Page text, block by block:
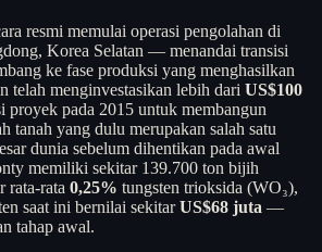
resmi memulai operasi pengolahan di
Korea Selatan — menandai transisi
ke fase produksi yang menghasilkan
telah menginvestasikan lebih dari US$100
proyek pada 2015 untuk membangun
tanah yang dulu merupakan salah satu
dunia sebelum dihentikan pada awal
memiliki sekitar 139.700 ton bijih
rata-rata 0,25% tungsten trioksida (WO₃),
saat ini bernilai sekitarUS$68 juta —
tahap awal.